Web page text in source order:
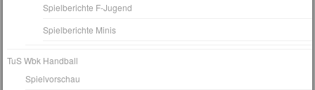
Spielberichte F-Jugend
Spielberichte Minis
TuS Wbk Handball
Spielvorschau